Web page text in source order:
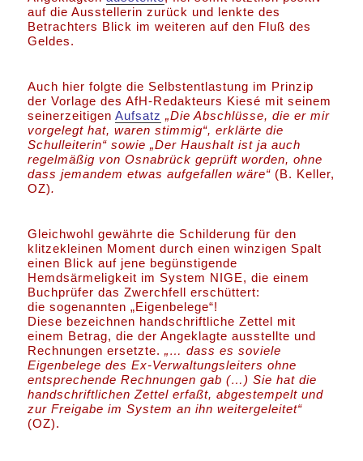
auf die Ausstellerin zurück und lenkte des
Betrachters Blick im weiteren auf den Fluß des
Geldes.
Auch hier folgte die Selbstentlastung im Prinzip
der Vorlage des AfH-Redakteurs Kiesé mit seinem
seinerzeitigenAufsatz „Die Abschlüsse, die er mir
vorgelegt hat, waren stimmig“, erklärte die
Schulleiterin“ sowie „Der Haushalt ist ja auch
regelmäßig von Osnabrück geprüft worden, ohne
dass jemandem etwas aufgefallen wäre“ (B. Keller,
OZ).
Gleichwohl gewährte die Schilderung für den
klitzekleinen Moment durch einen winzigen Spalt
einen Blick auf jene begünstigende
Hemdsärmeligkeit im System NIGE, die einem
Buchprüfer das Zwerchfell erschüttert:
die sogenannten „Eigenbelege“!
Diese bezeichnen handschriftliche Zettel mit
einem Betrag, die der Angeklagte ausstellte und
Rechnungen ersetzte.„… dass es soviele
Eigenbelege des Ex-Verwaltungsleiters ohne
entsprechende Rechnungen gab (…) Sie hat die
handschriftlichen Zettel erfaßt, abgestempelt und
zur Freigabe im System an ihn weitergeleitet“
(OZ).